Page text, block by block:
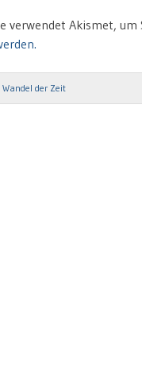
verwendet Akismet, um
Wandel der Zeit